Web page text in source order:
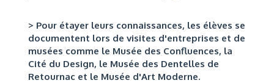
> Pour étayer leurs connaissances, les élèves se
documentent lors de visites d'entreprises et de
musées comme le Musée des Confluences, la
Cité du Design, le Musée des Dentelles de
Retournac et le Musée d'Art Moderne.